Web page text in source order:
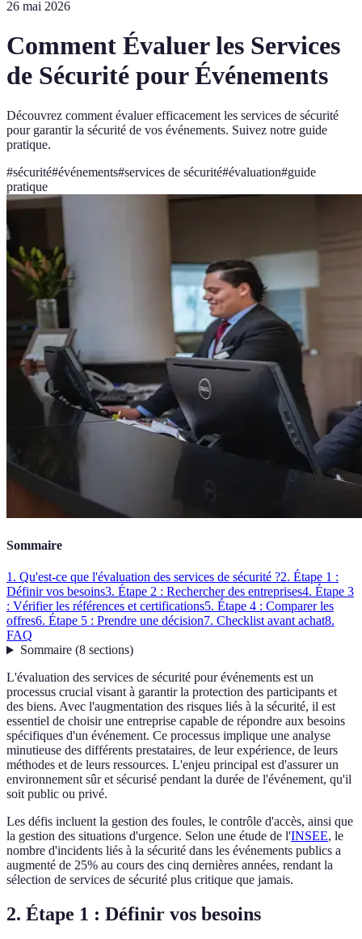
26 mai 2026
Comment Évaluer les Services
de Sécurité pour Événements
Découvrez comment évaluer efficacement les services de sécurité
pour garantir la sécurité de vos événements. Suivez notre guide
pratique.
#sécurité#événements#services de sécurité#évaluation#guide
pratique
Sommaire
1. Qu'est-ce que l'évaluation des services de sécurité ?2. Étape 1 :
Définir vos besoins3. Étape 2 : Rechercher des entreprises4. Étape 3
: Vérifier les références et certifications5. Étape 4 : Comparer les
offres6. Étape 5 : Prendre une décision7. Checklist avant achat8.
FAQ
Sommaire(8 sections)
L'évaluation des services de sécurité pour événements est un
processus crucial visant à garantir la protection des participants et
des biens. Avec l'augmentation des risques liés à la sécurité, il est
essentiel de choisir une entreprise capable de répondre aux besoins
spécifiques d'un événement. Ce processus implique une analyse
minutieuse des différents prestataires, de leur expérience, de leurs
méthodes et de leurs ressources. L'enjeu principal est d'assurer un
environnement sûr et sécurisé pendant la durée de l'événement, qu'il
soit public ou privé.
Les défis incluent la gestion des foules, le contrôle d'accès, ainsi que
la gestion des situations d'urgence. Selon une étude de l'INSEE, le
nombre d'incidents liés à la sécurité dans les événements publics a
augmenté de 25% au cours des cinq dernières années, rendant la
sélection de services de sécurité plus critique que jamais.
2. Étape 1 : Définir vos besoins